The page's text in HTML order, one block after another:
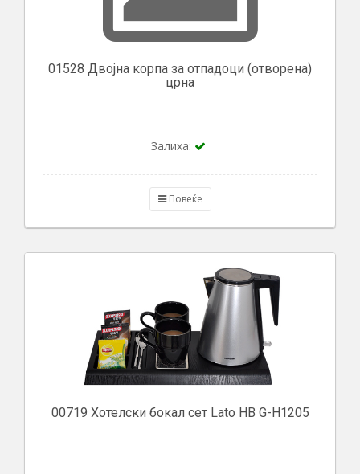
01528 Двојна корпа за отпадоци (отворена)
црна
Залиха:
Повеќе
00719 Хотелски бокал сет Lato HB G-H1205